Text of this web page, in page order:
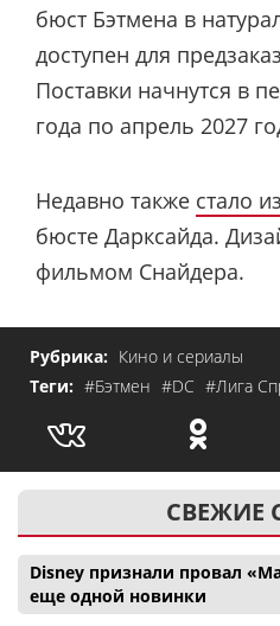
бюст Бэтмена в
доступен для
Поставки начнутся в
года по апрель 2027
Недавно также стало
бюсте Дарксайда.
фильмом Снайдера.
Рубрика: Кино и сериалы
Теги: #Бэтмен #DC #Лига
СВЕЖИЕ
Disney признали провал
еще одной новинки